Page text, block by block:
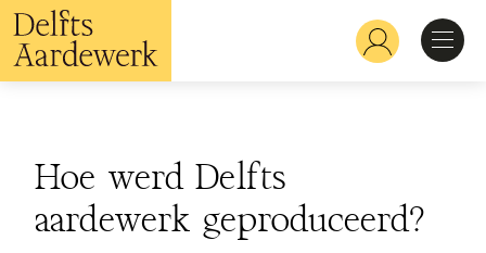
Overslaan
en
naar
de
Hoofdnavigatie
Herkennen
Hoe werd Delfts
aardewerk geproduceerd?